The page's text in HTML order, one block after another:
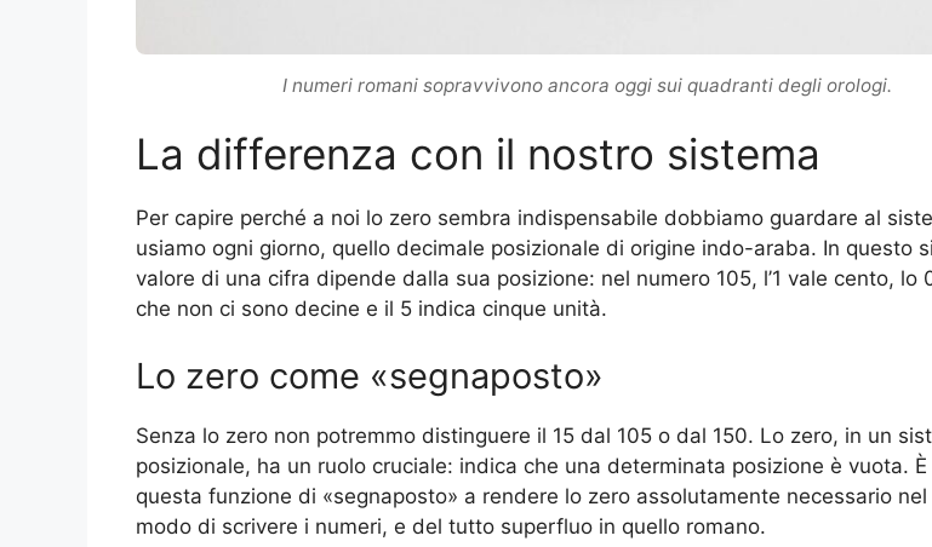
I numeri romani sopravvivono ancora oggi sui quadranti degli orologi.
La differenza con il nostro sistema
Per capire perché a noi lo zero sembra indispensabile dobbiamo guardare al
usiamo ogni giorno, quello decimale posizionale di origine indo-araba. In questo
valore di una cifra dipende dalla sua posizione: nel numero 105, l’1 vale cento, lo
che non ci sono decine e il 5 indica cinque unità.
Lo zero come «segnaposto»
Senza lo zero non potremmo distinguere il 15 dal 105 o dal 150. Lo zero, in un
posizionale, ha un ruolo cruciale: indica che una determinata posizione è vuota.
questa funzione di «segnaposto» a rendere lo zero assolutamente necessario
modo di scrivere i numeri, e del tutto superfluo in quello romano.